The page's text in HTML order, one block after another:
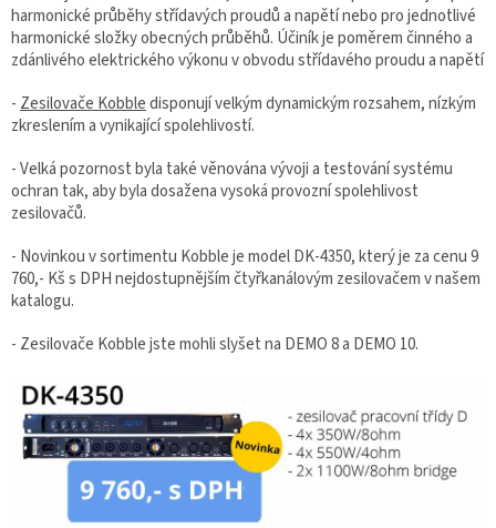
harmonické průběhy střídavých proudů a napětí nebo pro jednotlivé
harmonické složky obecných průběhů. Účiník je poměrem činného a
zdánlivého elektrického výkonu v obvodu střídavého proudu a napětí
- Zesilovače Kobbledisponují velkým dynamickým rozsahem, nízkým
zkreslením a vynikající spolehlivostí.
- Velká pozornost byla také věnována vývoji a testování systému
ochran tak, aby byla dosažena vysoká provozní spolehlivost
zesilovačů.
- Novinkou v sortimentu Kobble je model DK-4350, který je za cenu 9
760,- Kš s DPH nejdostupnějším čtyřkanálovým zesilovačem v našem
katalogu.
- Zesilovače Kobble jste mohli slyšet na DEMO 8 a DEMO 10.